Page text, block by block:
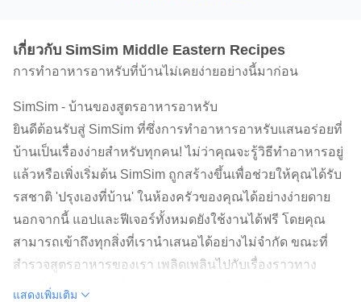
เกี่ยวกับ SimSim Middle Eastern Recipes
การทำอาหารอาหรับที่บ้านไม่เคยง่ายอย่างนี้มาก่อน
SimSim - บ้านของสูตรอาหารอาหรับ
ยินดีต้อนรับสู่ SimSim ที่ซึ่งการทำอาหารอาหรับแสนอร่อยที่
บ้านเป็นเรื่องง่ายสำหรับทุกคน! ไม่ว่าคุณจะรู้วิธีทำอาหารอยู่
แล้วหรือเพิ่งเริ่มต้น SimSim ถูกสร้างขึ้นเพื่อช่วยให้คุณได้รับ
รสชาติ 'ปรุงเองที่บ้าน' ในห้องครัวของคุณได้อย่างง่ายดาย
นอกจากนี้ แอปและฟีเจอร์ทั้งหมดยังใช้งานได้ฟรี โดยคุณ
สามารถเข้าถึงทุกสิ่งที่เรานำเสนอได้อย่างไม่จำกัด ขณะที่
สำรวจสูตรอาหารของเรา เพลิดเพลินไปกับเรื่องราวทาง
วัฒนธรรมของเราเพื่อดูประวัติศาสตร์เกี่ยวกับที่มาของสูตร
แสดงเพิ่มเติม